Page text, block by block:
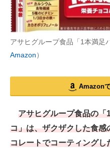
アサヒグループ食品「1本満足
Amazon）
Amazon
アサヒグループ食品の「
コ」は、ザクザクした食
コレートでコーティング